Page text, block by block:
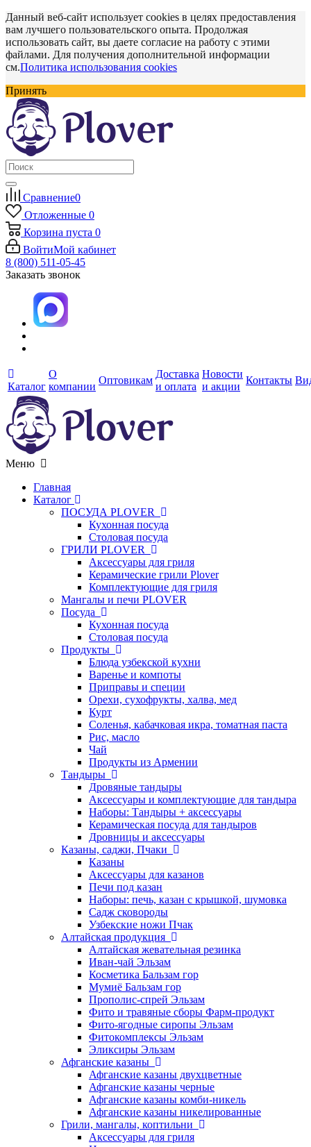
Данный веб-сайт использует cookies в целях предоставления
вам лучшего пользовательского опыта. Продолжая
использовать сайт, вы даете согласие на работу с этими
файлами. Для получения дополнительной информации
см.Политика использования cookies
Принять
Сравнение0
Отложенные 0
Корзина пуста 0
ВойтиМой кабинет
8 (800) 511-05-45
Заказать звонок
Каталог
О
компании
Оптовикам
Доставка
и оплата
Новости
и акции
Контакты
Меню
Главная
Каталог
ПОСУДА PLOVER
Кухонная посуда
Столовая посуда
ГРИЛИ PLOVER
Аксессуары для гриля
Керамические грили Plover
Комплектующие для гриля
Мангалы и печи PLOVER
Посуда
Кухонная посуда
Столовая посуда
Продукты
Блюда узбекской кухни
Варенье и компоты
Приправы и специи
Орехи, сухофрукты, халва, мед
Курт
Соленья, кабачковая икра, томатная паста
Рис, масло
Чай
Продукты из Армении
Тандыры
Дровяные тандыры
Аксессуары и комплектующие для тандыра
Наборы: Тандыры + аксессуары
Керамическая посуда для тандыров
Дровницы и аксессуары
Казаны, саджи, Пчаки
Казаны
Аксессуары для казанов
Печи под казан
Наборы: печь, казан с крышкой, шумовка
Садж сковороды
Узбекские ножи Пчак
Алтайская продукция
Алтайская жевательная резинка
Иван-чай Эльзам
Косметика Бальзам гор
Мумиё Бальзам гор
Прополис-спрей Эльзам
Фито и травяные сборы Фарм-продукт
Фито-ягодные сиропы Эльзам
Фитокомплексы Эльзам
Эликсиры Эльзам
Афганские казаны
Афганские казаны двухцветные
Афганские казаны черные
Афганские казаны комби-никель
Афганские казаны никелированные
Грили, мангалы, коптильни
Аксессуары для гриля